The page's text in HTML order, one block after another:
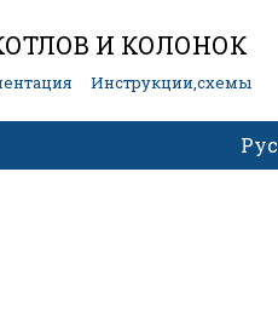
И КОЛОНОК
Инструкции,схемы
Рус